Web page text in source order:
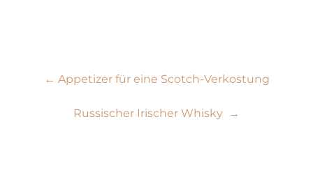
Beitragsnavigation
← Appetizer für eine Scotch-Verkostung
Russischer Irischer Whisky →